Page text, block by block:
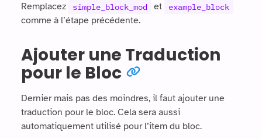
Remplacez simple_block_mod et example_block
comme à l’étape précédente.
Ajouter une Traduction
pour le Bloc
Dernier mais pas des moindres, il faut ajouter une
traduction pour le bloc. Cela sera aussi
automatiquement utilisé pour l’item du bloc.